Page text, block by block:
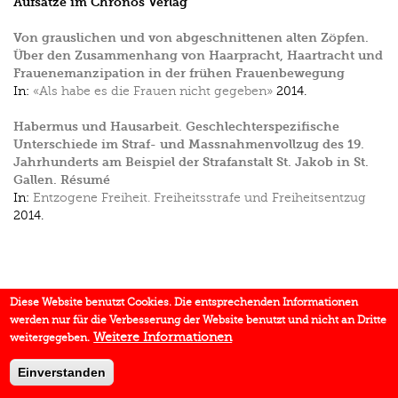
Von grauslichen und von abgeschnittenen alten Zöpfen.
Über den Zusammenhang von Haarpracht, Haartracht und
Frauenemanzipation in der frühen Frauenbewegung
In: «Als habe es die Frauen nicht gegeben» 2014.
Habermus und Hausarbeit. Geschlechterspezifische
Unterschiede im Straf- und Massnahmenvollzug des 19.
Jahrhunderts am Beispiel der Strafanstalt St. Jakob in St.
Gallen. Résumé
In: Entzogene Freiheit. Freiheitsstrafe und Freiheitsentzug
2014.
Diese Website benutzt Cookies. Die entsprechenden Informationen
werden nur für die Verbesserung der Website benutzt und nicht an Dritte
weitergegeben. Weitere Informationen
Einverstanden